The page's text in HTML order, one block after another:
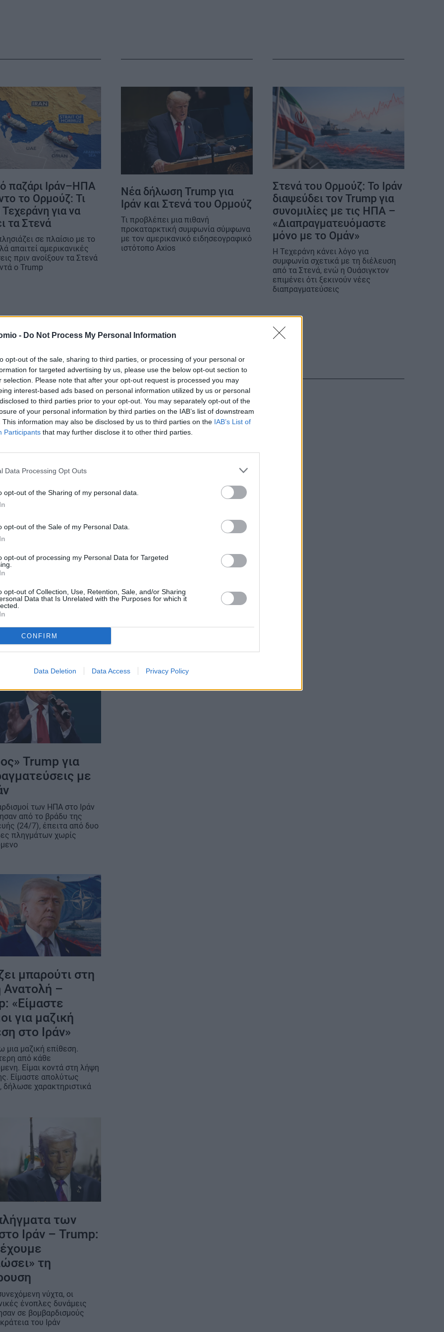
- Do Not Process My Personal Information
opt-out of the sale, sharing to third parties, or processing of your personal or
for targeted advertising by us, please use the below opt-out section to
selection. Please note that after your opt-out request is processed you may
interest-based ads based on personal information utilized by us or personal
to third parties prior to your opt-out. You may separately opt-out of the
of your personal information by third parties on the IAB’s list of downstream
This information may also be disclosed by us to third parties on the IAB’s List of
Participants that may further disclose it to other third parties.
Data Processing Opt Outs
opt-out of the Sharing of my personal data.
opt-out of the Sale of my Personal Data.
opt-out of processing my Personal Data for Targeted
opt-out of Collection, Use, Retention, Sale, and/or Sharing
Data that Is Unrelated with the Purposes for which it
CONFIRM
Data Deletion Data Access Privacy Policy
ΟΡΟΙ ΧΡΗΣΗΣ ΕΠΙΚΟΙΝΩΝΙΑ
παζάρι Ιράν–ΗΠΑ
το Ορμούζ: Τι
Τεχεράνη για να
τα Στενά
σε πλαίσιο με το
απαιτεί αμερικανικές
πριν ανοίξουν τα Στενά
ο Trump
Νέα δήλωση Trump για
Ιράν και Στενά του Ορμούζ
Τι προβλέπει μια πιθανή
προκαταρκτική συμφωνία σύμφωνα
με τον αμερικανικό ειδησεογραφικό
ιστότοπο Axios
Στενά του Ορμούζ: Το Ιράν
διαψεύδει τον Trump για
συνομιλίες με τις ΗΠΑ –
«Διαπραγματευόμαστε
μόνο με το Ομάν»
Η Τεχεράνη κάνει λόγο για
συμφωνία σχετικά με τη διέλευση
από τα Στενά, ενώ η Ουάσιγκτον
επιμένει ότι ξεκινούν νέες
διαπραγματεύσεις
στην
ορυκτών
Κίνα
Trump είχε ορίσει ως
για τον αποκλεισμό των
εισαγωγών τον ερχόμενο
Trump για
με
των ΗΠΑ στο Ιράν
από το βράδυ της
(24/7), έπειτα από δυο
πληγμάτων χωρίς
μπαρούτι στη
–
«Είμαστε
για μαζική
στο Ιράν»
μια μαζική επίθεση.
από κάθε
Είμαι κοντά στη λήψη
Είμαστε απολύτως
δήλωσε χαρακτηριστικά
των
Ιράν – Trump:
τη
νύχτα, οι
ένοπλες δυνάμεις
σε βομβαρδισμούς
του Ιράν